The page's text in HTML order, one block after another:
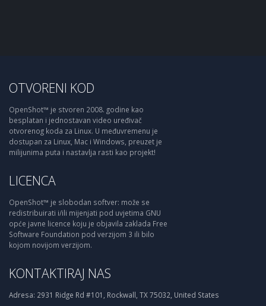
OTVORENI KOD
OpenShot™ je stvoren 2008. godine kao
besplatan i jednostavan video uređivač
otvorenog koda za Linux. U međuvremenu je
dostupan za Linux, Mac i Windows, preuzet je
milijunima puta i nastavlja rasti kao projekt!
LICENCA
OpenShot™ je slobodan softver: može se
redistribuirati i/ili mijenjati pod uvjetima GNU
opće javne licence koju je objavila zaklada Free
Software Foundation pod verzijom 3 ili bilo
kojom novijom verzijom.
KONTAKTIRAJ NAS
Adresa: 2931 Ridge Rd #101, Rockwall, TX 75032, United States